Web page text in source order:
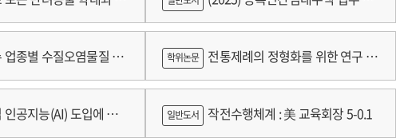
업종별 수질오염물질 배
연구
인공지능(AI) 도입에 따
람
학위논문 전통제례의 정형화를 위한 연구 :
가제를 중심으로
일반도서 작전수행체계 : 美 교육회장 5-0.1